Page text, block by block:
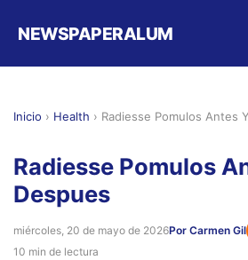
NEWSPAPERALUM
Inicio › Health › Radiesse Pomulos Antes
Radiesse Pomulos
Despues
miércoles, 20 de mayo de 2026Por Carmen Gil
10 min de lectura